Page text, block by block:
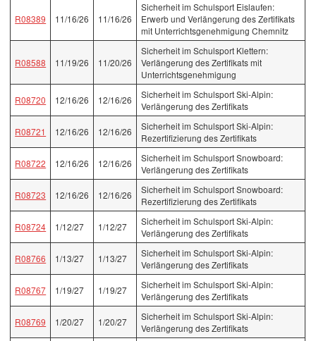
R08389 11/16/26 11/16/26
Sicherheit im Schulsport Eislaufen:
Erwerb und Verlängerung des Zertifikats
mit Unterrichtsgenehmigung Chemnitz
R08588 11/19/26 11/20/26
Sicherheit im Schulsport Klettern:
Verlängerung des Zertifikats mit
Unterrichtsgenehmigung
R08720 12/16/26 12/16/26
Sicherheit im Schulsport Ski-Alpin:
Verlängerung des Zertifikats
R08721 12/16/26 12/16/26
Sicherheit im Schulsport Ski-Alpin:
Rezertifizierung des Zertifikats
R08722 12/16/26 12/16/26
Sicherheit im Schulsport Snowboard:
Verlängerung des Zertifikats
R08723 12/16/26 12/16/26
Sicherheit im Schulsport Snowboard:
Rezertifizierung des Zertifikats
R08724 1/12/27 1/12/27
Sicherheit im Schulsport Ski-Alpin:
Verlängerung des Zertifikats
R08766 1/13/27 1/13/27
Sicherheit im Schulsport Ski-Alpin:
Verlängerung des Zertifikats
R08767 1/19/27 1/19/27
Sicherheit im Schulsport Ski-Alpin:
Verlängerung des Zertifikats
R08769 1/20/27 1/20/27
Sicherheit im Schulsport Ski-Alpin:
Verlängerung des Zertifikats